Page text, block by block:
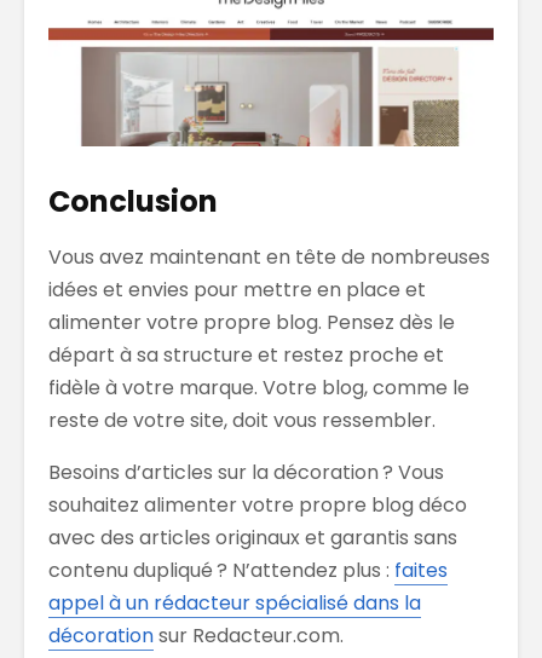
Conclusion
Vous avez maintenant en tête de nombreuses
idées et envies pour mettre en place et
alimenter votre propre blog. Pensez dès le
départ à sa structure et restez proche et
fidèle à votre marque. Votre blog, comme le
reste de votre site, doit vous ressembler.
Besoins d’articles sur la décoration ? Vous
souhaitez alimenter votre propre blog déco
avec des articles originaux et garantis sans
contenu dupliqué ? N’attendez plus : faites
appel à un rédacteur spécialisé dans la
décorationsur Redacteur.com.